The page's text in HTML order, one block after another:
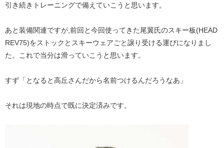
引き続きトレーニングで備えていこうと思います。
あと装備関連ですが​​​,前回と今回使ってきた尾翼氏のスキー板(HEAD
REV75)をストックとスキーウェアごと譲り受ける運びになりまし
た。これで当分は滑っていこうと思います。
すず「となると高丘さんだから名前つけるんだろうなあ」
それは現地の時点で既に決定済みです。